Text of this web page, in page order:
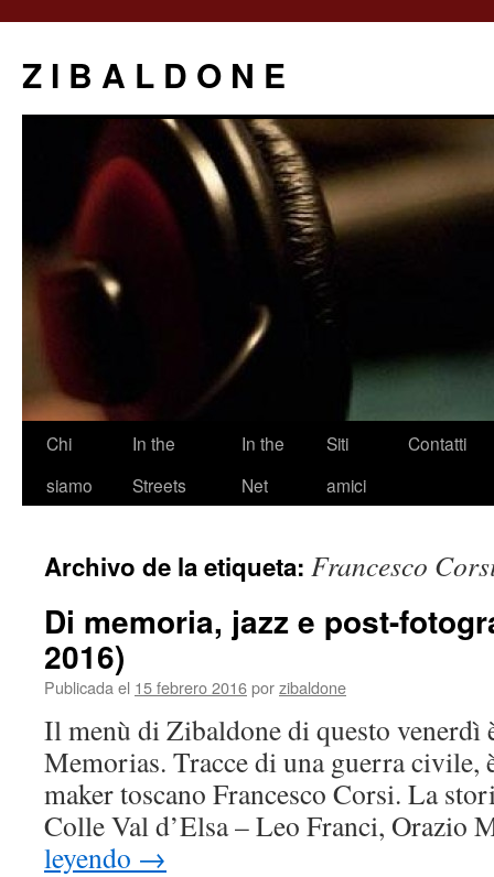
Z I B A L D O N E
Saltar
Chi
siamo
In the
Streets
In the
Net
Siti
amici
Contatti
Archivo de la etiqueta: Francesco
Di memoria, jazz e post-
2016)
Publicada el 15 febrero 2016porzibaldone
Il menù di Zibaldone di questo venerdì
Memorias. Tracce di una guerra civile,
maker toscano Francesco Corsi. La
Colle Val d’Elsa – Leo Franci,
leyendo →